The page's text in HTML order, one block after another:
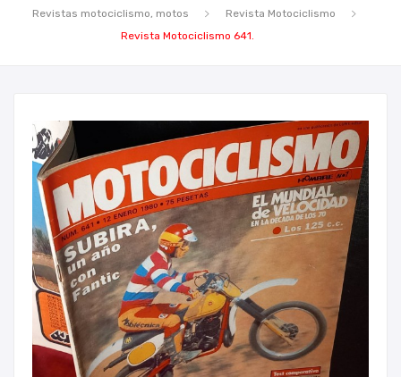
Revistas motociclismo, motos
Revista Motociclismo
Revista Motociclismo 641.